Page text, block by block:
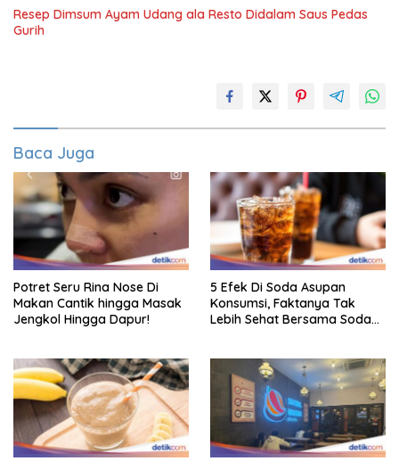
Resep Dimsum Ayam Udang ala Resto Didalam Saus Pedas
Gurih
Baca Juga
Potret Seru Rina Nose Di
Makan Cantik hingga Masak
Jengkol Hingga Dapur!
5 Efek Di Soda Asupan
Konsumsi, Faktanya Tak
Lebih Sehat Bersama Soda